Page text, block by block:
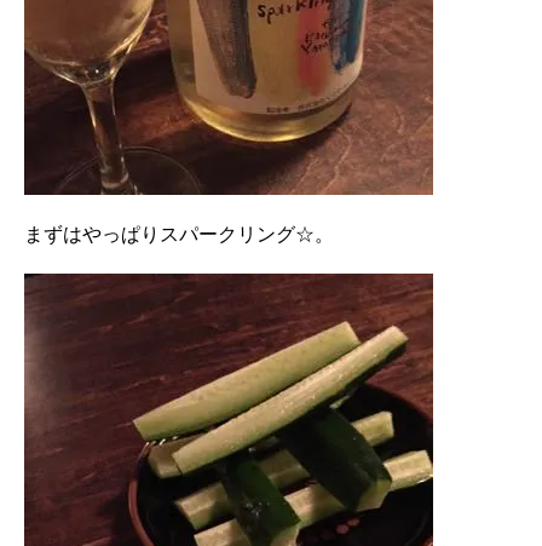
まずはやっぱりスパークリング☆。